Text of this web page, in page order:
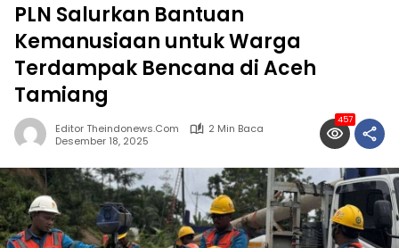
PLN Salurkan Bantuan
Kemanusiaan untuk Warga
Terdampak Bencana di Aceh
Tamiang
Editor Theindonews.com
2 Min Baca
Desember 18, 2025
457